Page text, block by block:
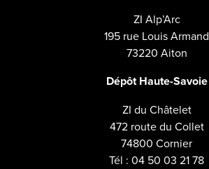
ZI Alp’Arc
195 rue Louis Armand
73220 Aiton
Dépôt Haute-Savoie
ZI du Châtelet
472 route du Collet
74800 Cornier
Tél : 04 50 03 21 78